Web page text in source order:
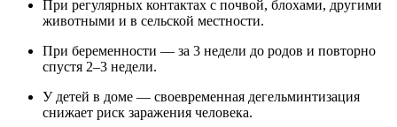
При регулярных контактах с почвой, блохами, другими
животными и в сельской местности.
При беременности — за 3 недели до родов и повторно
спустя 2–3 недели.
У детей в доме — своевременная дегельминтизация
снижает риск заражения человека.